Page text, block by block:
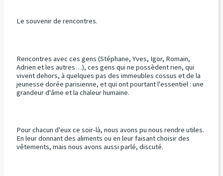
Le souvenir de rencontres.
Rencontres avec ces gens (Stéphane, Yves, Igor, Romain,
Adrien et les autres…), ces gens qui ne possèdent rien, qui
vivent dehors, à quelques pas des immeubles cossus et de la
jeunesse dorée parisienne, et qui ont pourtant l'essentiel : une
grandeur d'âme et la chaleur humaine.
Pour chacun d'eux ce soir-là, nous avons pu nous rendre utiles.
En leur donnant des aliments ou en leur faisant choisir des
vêtements, mais nous avons aussi parlé, discuté.